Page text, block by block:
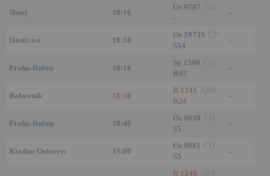
Slaný 18:16
Os 9787
–
–
Hostivice 18:16
Os 19735 ČD
S54
–
Praha-Bubny 18:18
Sp 1580
R45
–
Rakovník 18:36
R 1241
ARR
R24
–
Praha-Bubny 18:48
Os 9830
S5
–
Kladno-Ostrovec 19:00
Os 9881 ČD
S5
–
R 1240